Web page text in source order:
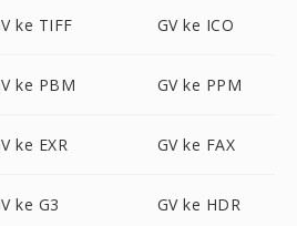
ke TIFF GV ke ICO
ke PBM GV ke PPM
ke EXR GV ke FAX
ke G3 GV ke HDR